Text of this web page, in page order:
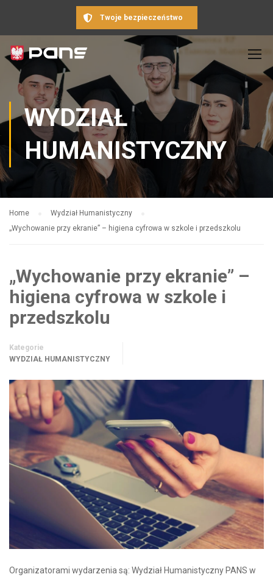
Twoje bezpieczeństwo
WYDZIAŁ
HUMANISTYCZNY
Home
Wydział Humanistyczny
„Wychowanie przy ekranie” – higiena cyfrowa w szkole i przedszkolu
„Wychowanie przy ekranie” –
higiena cyfrowa w szkole i
przedszkolu
Kategorie
WYDZIAŁ HUMANISTYCZNY
Organizatorami wydarzenia są: Wydział Humanistyczny PANS w